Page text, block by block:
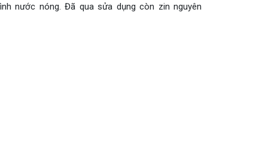
nước nóng. Đã qua sửa dụng còn zin nguyên